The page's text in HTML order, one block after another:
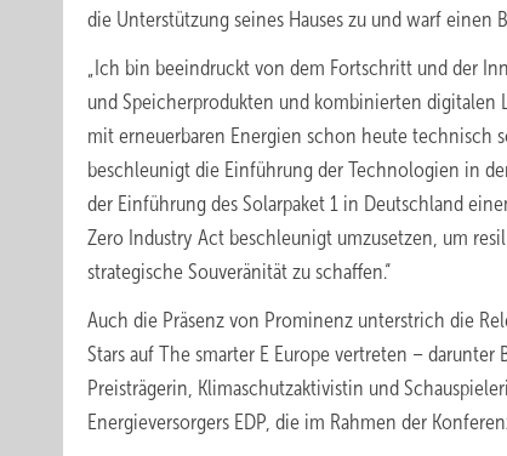
die Unterstützung seines Hauses zu und warf einen
„Ich bin beeindruckt von dem Fortschritt und der
und Speicherprodukten und kombinierten digitalen
mit erneuerbaren Energien schon heute technisch
beschleunigt die Einführung der Technologien in
der Einführung des Solarpaket 1 in Deutschland
Zero Industry Act beschleunigt umzusetzen, um
strategische Souveränität zu schaffen.“
Auch die Präsenz von Prominenz unterstrich die
Stars auf The smarter E Europe vertreten –
Preisträgerin, Klimaschutzaktivistin und
Energieversorgers EDP, die im Rahmen der